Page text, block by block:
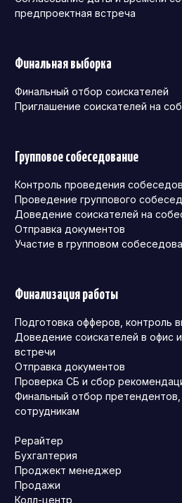
предпроектная встреча
Финальная выборка
Финальный отбор соискателей
Приглашение соискателей на
Групповое собеседование
Контроль проведения
Проведение группового
Доведение соискателей на
Отправка документов
Участие в групповом
Финализация работы
Подготовка офферов, контроль
Доведение соискателей в офис
встречи
Отправка документов
Проверка СБ и сбор
Финальный отбор
сотрудникам
Рерайтер
Бухгалтерия
Проджект менеджер
Продажи
Колл-центр